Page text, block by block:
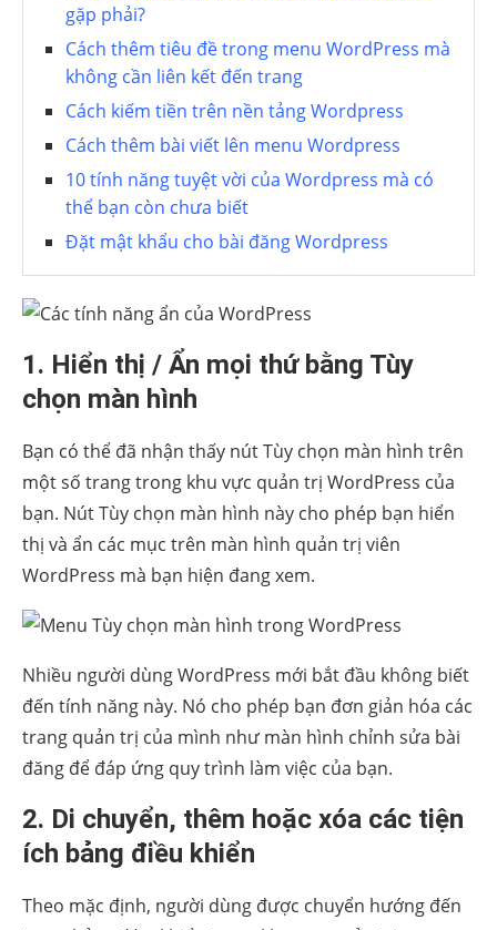
gặp phải?
Cách thêm tiêu đề trong menu WordPress mà
không cần liên kết đến trang
Cách kiếm tiền trên nền tảng Wordpress
Cách thêm bài viết lên menu Wordpress
10 tính năng tuyệt vời của Wordpress mà có
thể bạn còn chưa biết
Đặt mật khẩu cho bài đăng Wordpress
1. Hiển thị / Ẩn mọi thứ bằng Tùy
chọn màn hình
Bạn có thể đã nhận thấy nút Tùy chọn màn hình trên
một số trang trong khu vực quản trị WordPress của
bạn. Nút Tùy chọn màn hình này cho phép bạn hiển
thị và ẩn các mục trên màn hình quản trị viên
WordPress mà bạn hiện đang xem.
Nhiều người dùng WordPress mới bắt đầu không biết
đến tính năng này. Nó cho phép bạn đơn giản hóa các
trang quản trị của mình như màn hình chỉnh sửa bài
đăng để đáp ứng quy trình làm việc của bạn.
2. Di chuyển, thêm hoặc xóa các tiện
ích bảng điều khiển
Theo mặc định, người dùng được chuyển hướng đến